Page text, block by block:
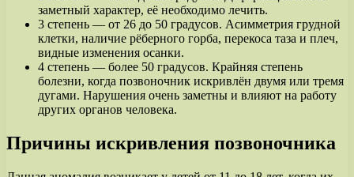
заметный характер, её необходимо лечить.
3 степень — от 26 до 50 градусов. Асимметрия грудной
клетки, наличие рёберного горба, перекоса таза и плеч,
видные изменения осанки.
4 степень — более 50 градусов. Крайняя степень
болезни, когда позвоночник искривлён двумя или тремя
дугами. Нарушения очень заметны и влияют на работу
других органов человека.
Причины искривления позвоночника